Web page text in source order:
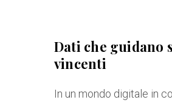
Dati che guidano
vincenti
In un mondo digitale in